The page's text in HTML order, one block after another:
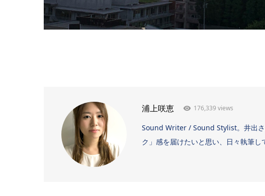
浦上咲恵 176,339 views
Sound Writer / Sound Stylist。井出
ク」感を届けたいと思い、日々執筆し